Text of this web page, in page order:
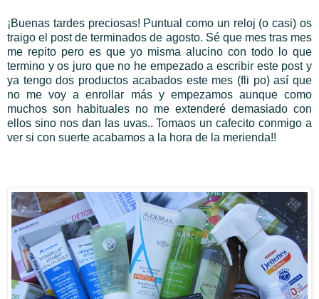
¡Buenas tardes preciosas! Puntual como un reloj (o casi) os
traigo el post de terminados de agosto. Sé que mes tras mes
me repito pero es que yo misma alucino con todo lo que
termino y os juro que no he empezado a escribir este post y
ya tengo dos productos acabados este mes (fli po) así que
no me voy a enrollar más y empezamos aunque como
muchos son habituales no me extenderé demasiado con
ellos sino nos dan las uvas.. Tomaos un cafecito conmigo a
ver si con suerte acabamos a la hora de la merienda!!